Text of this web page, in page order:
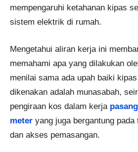
mempengaruhi ketahanan kipas
sistem elektrik di rumah.
Mengetahui aliran kerja ini
memahami apa yang dilakukan
menilai sama ada upah baiki
dikenakan adalah munasabah,
pengiraan kos dalam kerja
meter yang juga bergantung pada
dan akses pemasangan.